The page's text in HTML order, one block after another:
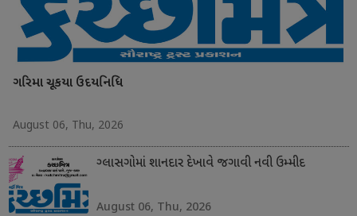
ગરિમા ચૂકયા ઉદયનિધિ
August 06, Thu, 2026
ગ્લાસગોમાં શાનદાર દેખાવે જગાવી નવી ઉમ્મીદ
August 06, Thu, 2026